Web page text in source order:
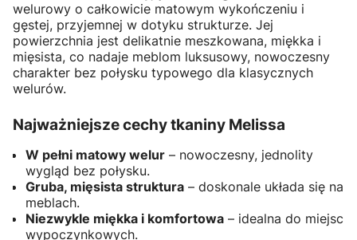
welurowy o całkowicie matowym wykończeniu i
gęstej, przyjemnej w dotyku strukturze. Jej
powierzchnia jest delikatnie meszkowana, miękka i
mięsista, co nadaje meblom luksusowy, nowoczesny
charakter bez połysku typowego dla klasycznych
welurów.
Najważniejsze cechy tkaniny Melissa
W pełni matowy welur – nowoczesny, jednolity
wygląd bez połysku.
Gruba, mięsista struktura – doskonale układa się na
meblach.
Niezwykle miękka i komfortowa – idealna do miejsc
wypoczynkowych.